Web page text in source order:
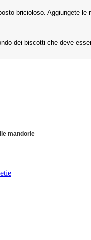
bricioloso. Aggiungete
dei biscotti che deve
mandorle